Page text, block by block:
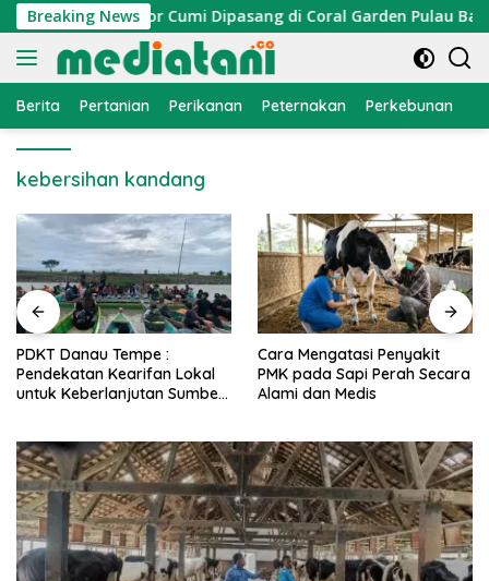
Langsung
ke
konten
Breaking News
Atraktor Cumi Dipasang di Coral Garden Pulau
Berita Pertanian Perikanan Peternakan Perkebunan
kebersihan kandang
PDKT Danau Tempe :
Pendekatan Kearifan Lokal
untuk Keberlanjutan Sumber
Cara Mengatasi Penyakit
PMK pada Sapi Perah Secara
Alami dan Medis